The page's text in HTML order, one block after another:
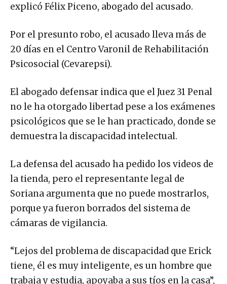
explicó Félix Piceno, abogado del acusado.
Por el presunto robo, el acusado lleva más de
20 días en el Centro Varonil de Rehabilitación
Psicosocial (Cevarepsi).
El abogado defensar indica que el Juez 31 Penal
no le ha otorgado libertad pese a los exámenes
psicológicos que se le han practicado, donde se
demuestra la discapacidad intelectual.
La defensa del acusado ha pedido los videos de
la tienda, pero el representante legal de
Soriana argumenta que no puede mostrarlos,
porque ya fueron borrados del sistema de
cámaras de vigilancia.
“Lejos del problema de discapacidad que Erick
tiene, él es muy inteligente, es un hombre que
trabaja y estudia, apoyaba a sus tíos en la casa”,